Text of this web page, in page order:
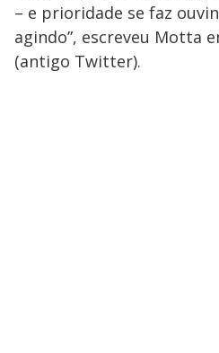
– e prioridade se faz
agindo”, escreveu Motta
(antigo Twitter).